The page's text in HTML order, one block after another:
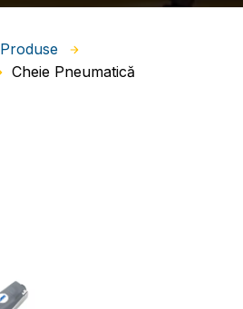
Produse
Cheie Pneumatică